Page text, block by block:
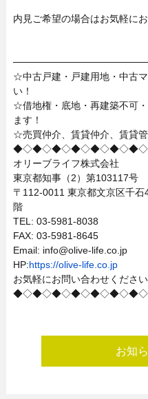
内見ご希望の場合はお気軽に
☆中古戸建・戸建用地・中古
い！
☆借地権・底地・再建築不可
ます！
☆売買仲介、賃貸仲介、賃貸
オリーブライフ株式会社
東京都知事（2）第103117号
〒112-0011 東京都文京区千
階
TEL: 03-5981-8038
FAX: 03-5981-8645
Email: info@olive-life.co.jp
HP:https://olive-life.co.jp
お気軽にお問い合わせください
お知